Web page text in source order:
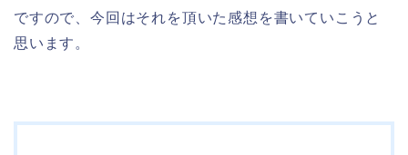
ですので、今回はそれを頂いた感想を書いていこうと
思います。